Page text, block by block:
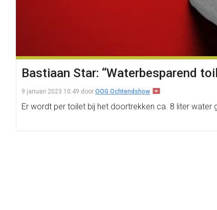
Bastiaan Star: “Waterbesparend
9 januari 2023 10:49 door OOG Ochtendshow
Er wordt per toilet bij het doortrekken ca. 8 liter water